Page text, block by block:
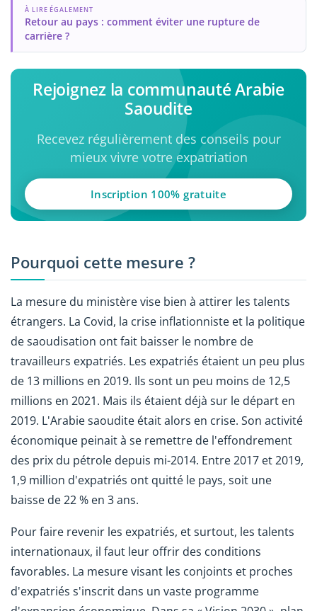
À LIRE ÉGALEMENT
Retour au pays : comment éviter une rupture de
carrière ?
Rejoignez la communauté Arabie
Saoudite
Recevez régulièrement des conseils pour
mieux vivre votre expatriation
Inscription 100% gratuite
Pourquoi cette mesure ?
La mesure du ministère vise bien à attirer les talents
étrangers. La Covid, la crise inflationniste et la politique
de saoudisation ont fait baisser le nombre de
travailleurs expatriés. Les expatriés étaient un peu plus
de 13 millions en 2019. Ils sont un peu moins de 12,5
millions en 2021. Mais ils étaient déjà sur le départ en
2019. L'Arabie saoudite était alors en crise. Son activité
économique peinait à se remettre de l'effondrement
des prix du pétrole depuis mi-2014. Entre 2017 et 2019,
1,9 million d'expatriés ont quitté le pays, soit une
baisse de 22 % en 3 ans.
Pour faire revenir les expatriés, et surtout, les talents
internationaux, il faut leur offrir des conditions
favorables. La mesure visant les conjoints et proches
d'expatriés s'inscrit dans un vaste programme